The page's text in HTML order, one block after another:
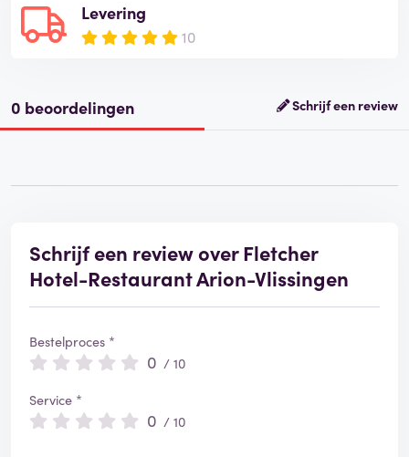
Levering
10
0 beoordelingen Schrijf een review
Schrijf een review over Fletcher
Hotel-Restaurant Arion-Vlissingen
Bestelproces *
0 / 10
Service *
0 / 10